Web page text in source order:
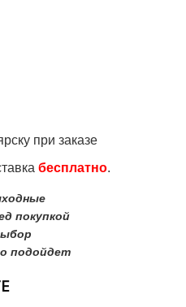
при заказе
бесплатно.
покупкой
подойдет